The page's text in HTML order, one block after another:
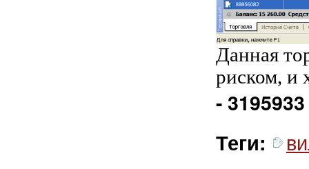
Данная
риском, и
- 3195933
Теги: